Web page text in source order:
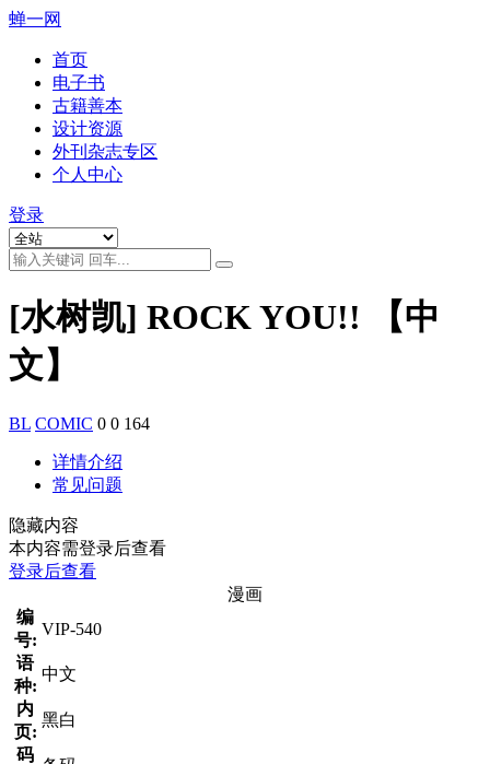
蝉一网
首页
电子书
古籍善本
设计资源
外刊杂志专区
个人中心
登录
[水树凯] ROCK YOU!! 【中
文】
BL COMIC 0 0 164
详情介绍
常见问题
隐藏内容
本内容需登录后查看
登录后查看
漫画
编
号:
VIP-540
语
种:
中文
内
页:
黑白
码